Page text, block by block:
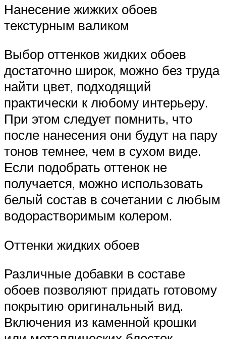
Нанесение жижких обоев
текстурным валиком
Выбор оттенков жидких обоев
достаточно широк, можно без труда
найти цвет, подходящий
практически к любому интерьеру.
При этом следует помнить, что
после нанесения они будут на пару
тонов темнее, чем в сухом виде.
Если подобрать оттенок не
получается, можно использовать
белый состав в сочетании с любым
водорастворимым колером.
Оттенки жидких обоев
Различные добавки в составе
обоев позволяют придать готовому
покрытию оригинальный вид.
Включения из каменной крошки